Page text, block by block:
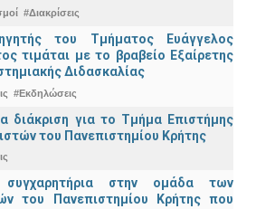
#Διακρίσεις
του Τμήματος Ευάγγελος
τιμάται με το βραβείο Εξαίρετης
Διδασκαλίας
#Εκδηλώσεις
διάκριση για το Τμήμα Επιστήμης
του Πανεπιστημίου Κρήτης
στην ομάδα των
του Πανεπιστημίου Κρήτης που